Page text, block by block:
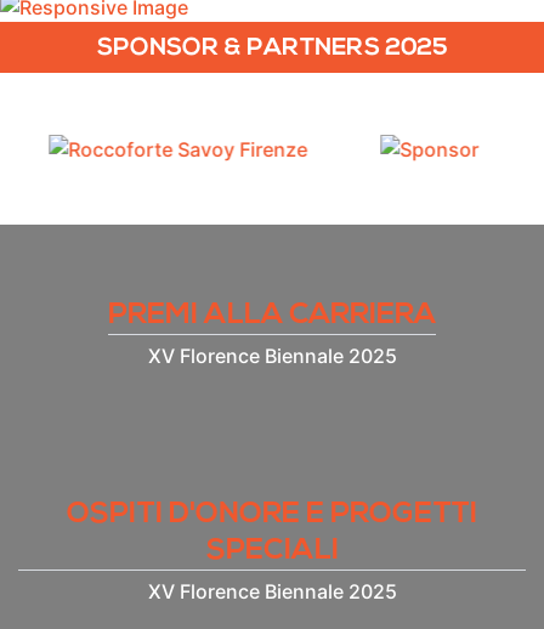
SPONSOR & PARTNERS 2025
PREMI ALLA CARRIERA
XV Florence Biennale 2025
OSPITI D'ONORE E PROGETTI
SPECIALI
XV Florence Biennale 2025